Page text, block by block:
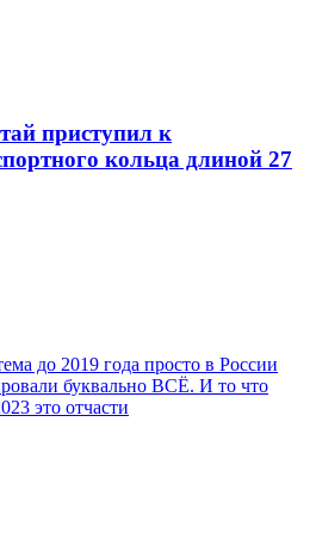
приступил к
кольца длиной 27
до 2019 года просто в России
буквально ВСЁ. И то что
это отчасти